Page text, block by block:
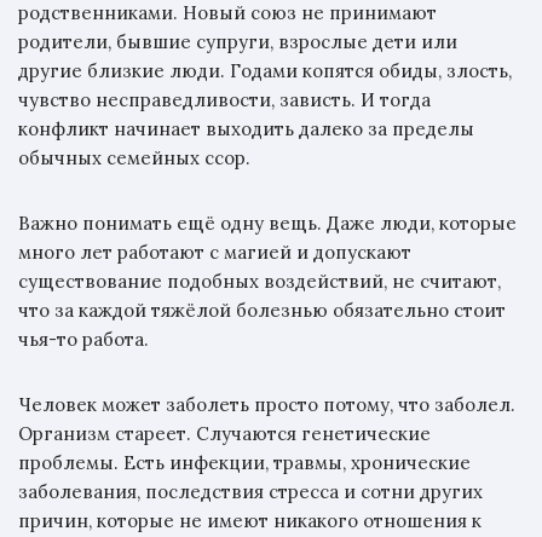
родственниками. Новый союз не принимают
родители, бывшие супруги, взрослые дети или
другие близкие люди. Годами копятся обиды, злость,
чувство несправедливости, зависть. И тогда
конфликт начинает выходить далеко за пределы
обычных семейных ссор.
Важно понимать ещё одну вещь. Даже люди, которые
много лет работают с магией и допускают
существование подобных воздействий, не считают,
что за каждой тяжёлой болезнью обязательно стоит
чья-то работа.
Человек может заболеть просто потому, что заболел.
Организм стареет. Случаются генетические
проблемы. Есть инфекции, травмы, хронические
заболевания, последствия стресса и сотни других
причин, которые не имеют никакого отношения к